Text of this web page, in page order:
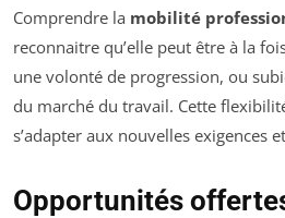
Comprendre la mobilité
reconnaitre qu’elle peut être à la
une volonté de progression, ou
du marché du travail. Cette
s’adapter aux nouvelles exigences
Opportunités